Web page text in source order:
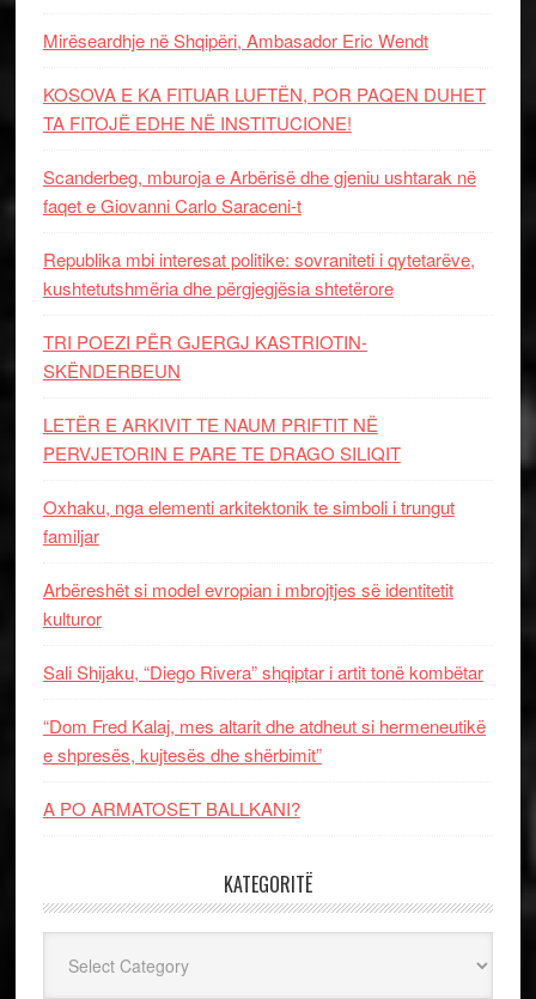
Mirëseardhje në Shqipëri, Ambasador Eric Wendt
KOSOVA E KA FITUAR LUFTËN, POR PAQEN DUHET
TA FITOJË EDHE NË INSTITUCIONE!
Scanderbeg, mburoja e Arbërisë dhe gjeniu ushtarak në
faqet e Giovanni Carlo Saraceni-t
Republika mbi interesat politike: sovraniteti i qytetarëve,
kushtetutshmëria dhe përgjegjësia shtetërore
TRI POEZI PËR GJERGJ KASTRIOTIN-
SKËNDERBEUN
LETËR E ARKIVIT TE NAUM PRIFTIT NË
PERVJETORIN E PARE TE DRAGO SILIQIT
Oxhaku, nga elementi arkitektonik te simboli i trungut
familjar
Arbëreshët si model evropian i mbrojtjes së identitetit
kulturor
Sali Shijaku, “Diego Rivera” shqiptar i artit tonë kombëtar
“Dom Fred Kalaj, mes altarit dhe atdheut si hermeneutikë
e shpresës, kujtesës dhe shërbimit”
A PO ARMATOSET BALLKANI?
KATEGORITË